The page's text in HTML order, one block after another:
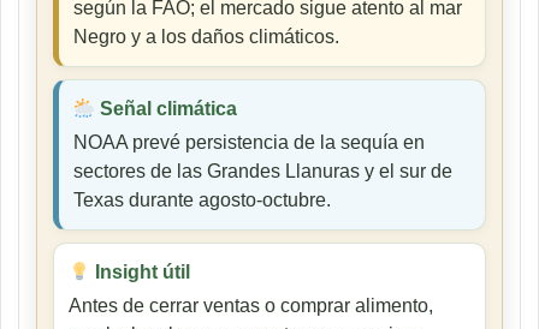
según la FAO; el mercado sigue atento al mar
Negro y a los daños climáticos.
Señal climática
NOAA prevé persistencia de la sequía en
sectores de las Grandes Llanuras y el sur de
Texas durante agosto-octubre.
Insight útil
Antes de cerrar ventas o comprar alimento,